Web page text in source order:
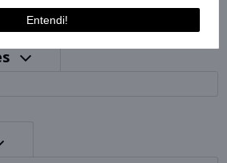
Entendi!